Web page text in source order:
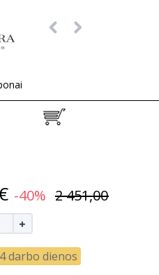
-40% 2 451,00 €
darbo dienos